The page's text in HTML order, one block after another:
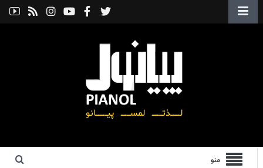
منو